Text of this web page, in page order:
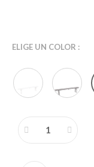
ELIGE UN COLOR :